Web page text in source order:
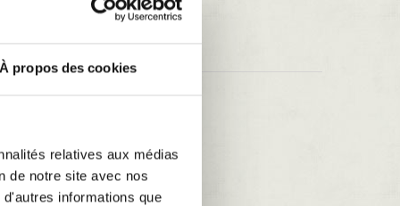
À propos des cookies
relatives aux médias
de notre site avec nos
informations que
les
Détails